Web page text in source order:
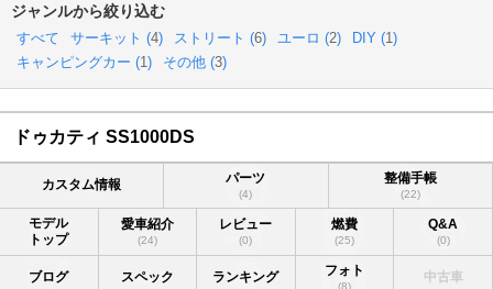
ジャンルから絞り込む
すべて サーキット (4) ストリート (6) ユーロ (2) DIY (1)
キャンピングカー (1) その他 (3)
ドゥカティ SS1000DS
カスタム情報 パーツ
(4)
整備手帳
(22)
モデル
トップ
愛車紹介
(24)
レビュー
(0)
燃費
(25)
Q&A
(0)
ブログ スペック ランキング フォト
(8)
中古車